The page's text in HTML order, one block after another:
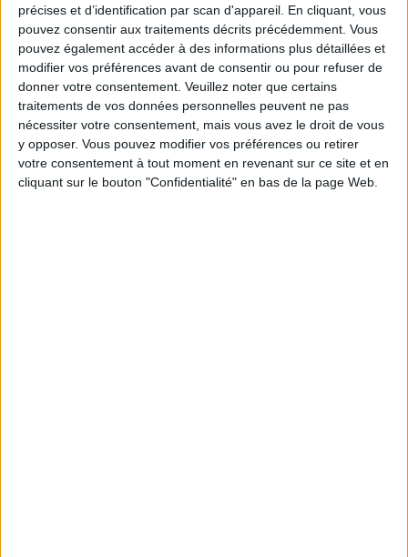
précises et d’identification par scan d'appareil. En cliquant, vous
pouvez consentir aux traitements décrits précédemment. Vous
pouvez également accéder à des informations plus détaillées et
modifier vos préférences avant de consentir ou pour refuser de
donner votre consentement. Veuillez noter que certains
traitements de vos données personnelles peuvent ne pas
nécessiter votre consentement, mais vous avez le droit de vous
y opposer. Vous pouvez modifier vos préférences ou retirer
votre consentement à tout moment en revenant sur ce site et en
cliquant sur le bouton "Confidentialité" en bas de la page Web.
5 BONS ROMANS EN FORMAT POCHE À DÉVORER CET ÉTÉ